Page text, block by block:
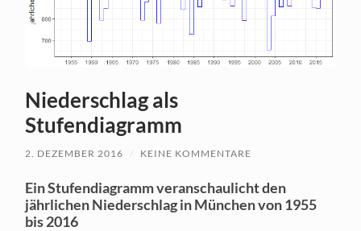
Niederschlag als
Stufendiagramm
2. DEZEMBER 2016 / KEINE KOMMENTARE
Ein Stufendiagramm veranschaulicht den
jährlichen Niederschlag in München von 1955
bis 2016